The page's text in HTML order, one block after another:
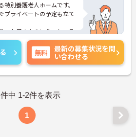
別養護老人ホームです。
プライベートの予定も立て
、お子さんのいらっしゃる
。
気軽にお問い合わせくださ
無料
最新の募集状況を問
い合わせる
件中 1-2件を表示
1